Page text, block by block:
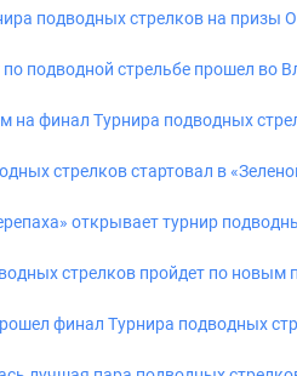
подводных стрелков на призы
подводной стрельбе прошел во
на финал Турнира подводных
стрелков стартовал в
открывает турнир
стрелков пройдет по новым
финал Турнира подводных